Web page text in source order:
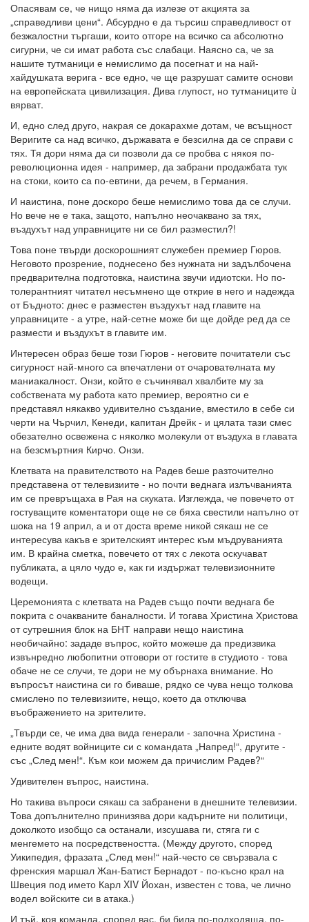
Опасявам се, че нищо няма да излезе от акцията за
„справедливи цени“. Абсурдно е да търсиш справедливост от
безжалостни търгаши, които отгоре на всичко са абсолютно
сигурни, че си имат работа със слабаци. Наясно са, че за
нашите тутманици е немислимо да посегнат и на най-
хайдушката верига - все едно, че ще разрушат самите основи
на европейската цивилизация. Дива глупост, но тутманиците ù
вярват.
И, едно след друго, накрая се докарахме дотам, че всъщност
Веригите са над всичко, държавата е безсилна да се справи с
тях. Тя дори няма да си позволи да се пробва с някоя по-
революционна идея - например, да забрани продажбата тук
на стоки, които са по-евтини, да речем, в Германия.
И наистина, поне доскоро беше немислимо това да се случи.
Но вече не е така, защото, напълно неочаквано за тях,
въздухът над управниците ни се бил разместил?!
Това поне твърди доскорошният служебен премиер Гюров.
Неговото прозрение, поднесено без нужната ни задълбочена
предварителна подготовка, наистина звучи идиотски. Но по-
толерантният читател несъмнено ще открие в него и надежда
от Бъдното: днес е разместен въздухът над главите на
управниците - а утре, най-сетне може би ще дойде ред да се
размести и въздухът в главите им.
Интересен образ беше този Гюров - неговите почитатели със
сигурност най-много са впечатлени от очарователната му
маниакалност. Онзи, който е съчинявал хвалбите му за
собствената му работа като премиер, вероятно си е
представял някакво удивително създание, вместило в себе си
черти на Чърчил, Кенеди, капитан Дрейк - и цялата тази смес
обезателно освежена с няколко молекули от въздуха в главата
на безсмъртния Кирчо. Онзи.
Клетвата на правителството на Радев беше разточително
представена от телевизиите - но почти веднага излъчванията
им се превръщаха в Рая на скуката. Изглежда, че повечето от
гостуващите коментатори още не се бяха свестили напълно от
шока на 19 април, а и от доста време никой сякаш не се
интересува какъв е зрителският интерес към мъдруванията
им. В крайна сметка, повечето от тях с лекота оскучават
публиката, а цяло чудо е, как ги издържат телевизионните
водещи.
Церемонията с клетвата на Радев също почти веднага бе
покрита с очакваните баналности. И тогава Христина Христова
от сутрешния блок на БНТ направи нещо наистина
необичайно: зададе въпрос, който можеше да предизвика
извънредно любопитни отговори от гостите в студиото - това
обаче не се случи, те дори не му обърнаха внимание. Но
въпросът наистина си го биваше, рядко се чува нещо толкова
смислено по телевизиите, нещо, което да отключва
въображението на зрителите.
„Твърди се, че има два вида генерали - започна Христина -
едните водят войниците си с командата „Напред!“, другите -
със „След мен!“. Към кои можем да причислим Радев?“
Удивителен въпрос, наистина.
Но такива въпроси сякаш са забранени в днешните телевизии.
Това допълнително принизява дори кадърните ни политици,
доколкото изобщо са останали, изсушава ги, стяга ги с
менгемето на посредствеността. (Между другото, според
Уикипедия, фразата „След мен!“ най-често се свързвала с
френския маршал Жан-Батист Бернадот - по-късно крал на
Швеция под името Карл XIV Йохан, известен с това, че лично
водел войските си в атака.)
И тъй, коя команда, според вас, би била по-подходяща, по-